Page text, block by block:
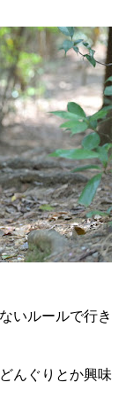
いルールで行き
んぐりとか興味